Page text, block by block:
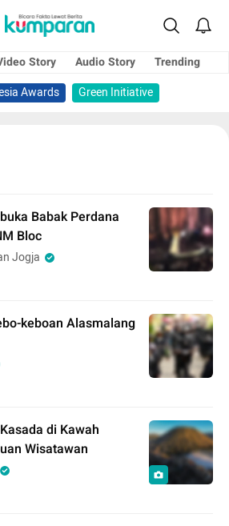
Story Audio Story
Trending
Awards
Green Initiative
Babak Perdana
Bloc
Jogja
keboan Alasmalang
di Kawah
Wisatawan